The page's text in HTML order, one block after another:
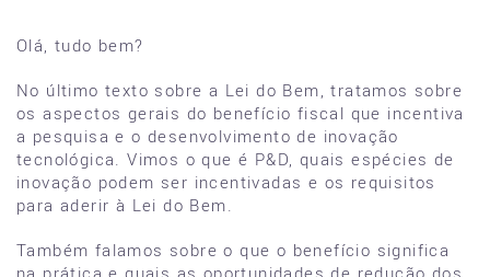
Olá, tudo bem?
No último texto sobre a Lei do Bem, tratamos sobre
os aspectos gerais do benefício fiscal que incentiva
a pesquisa e o desenvolvimento de inovação
tecnológica. Vimos o que é P&D, quais espécies de
inovação podem ser incentivadas e os requisitos
para aderir à Lei do Bem.
Também falamos sobre o que o benefício significa
na prática e quais as oportunidades de redução dos